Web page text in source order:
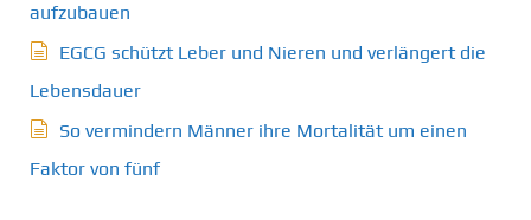
aufzubauen
EGCG schützt Leber und Nieren und verlängert die
Lebensdauer
So vermindern Männer ihre Mortalität um einen
Faktor von fünf